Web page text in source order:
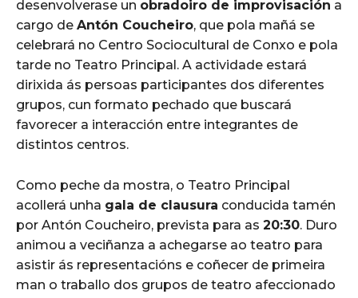
desenvolverase un obradoiro de improvisación a
cargo de Antón Coucheiro, que pola mañá se
celebrará no Centro Sociocultural de Conxo e pola
tarde no Teatro Principal. A actividade estará
dirixida ás persoas participantes dos diferentes
grupos, cun formato pechado que buscará
favorecer a interacción entre integrantes de
distintos centros.
Como peche da mostra, o Teatro Principal
acollerá unha gala de clausura conducida tamén
por Antón Coucheiro, prevista para as 20:30. Duro
animou a veciñanza a achegarse ao teatro para
asistir ás representacións e coñecer de primeira
man o traballo dos grupos de teatro afeccionado